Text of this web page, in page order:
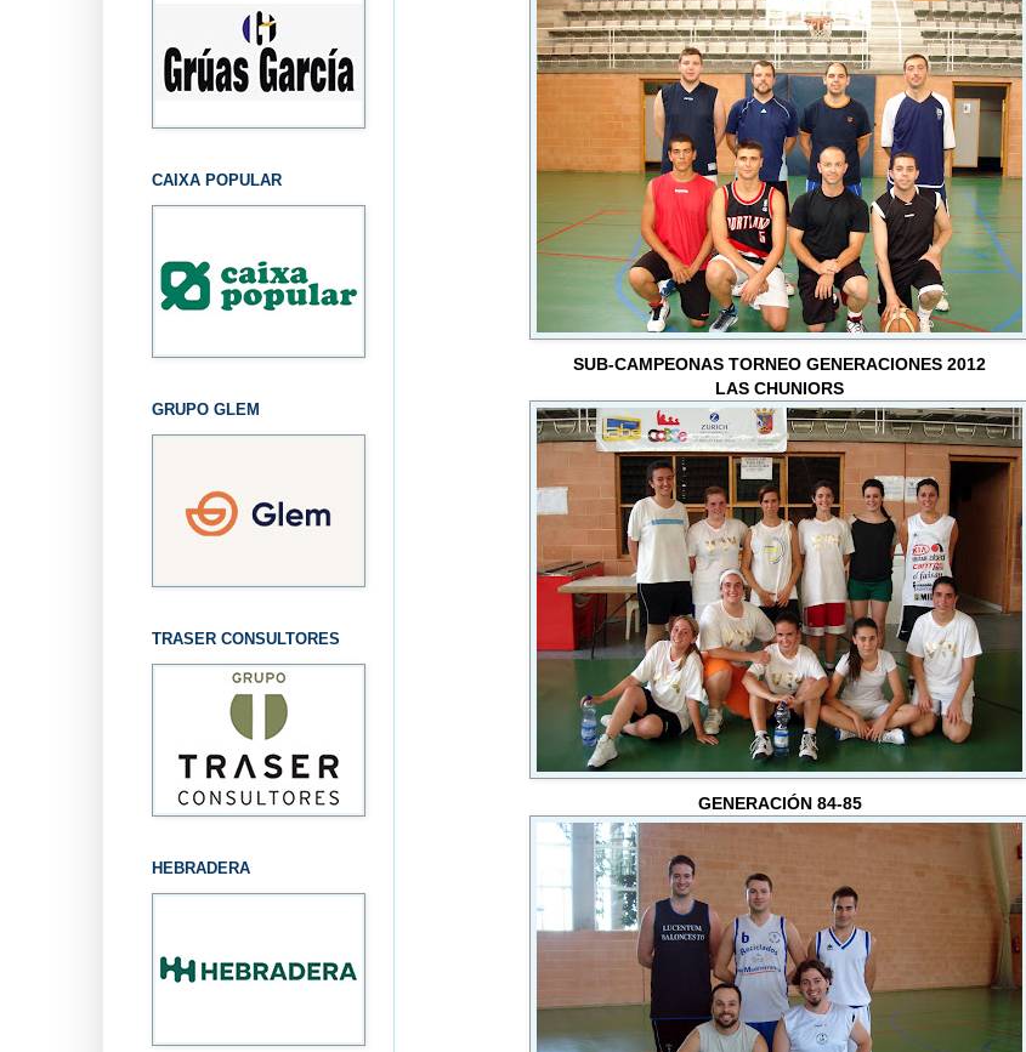
SUB-CAMPEONAS TORNEO GENERACIONES 2012
LAS CHUNIORS
GENERACIÓN 84-85
CAIXA POPULAR
GRUPO GLEM
TRASER CONSULTORES
HEBRADERA